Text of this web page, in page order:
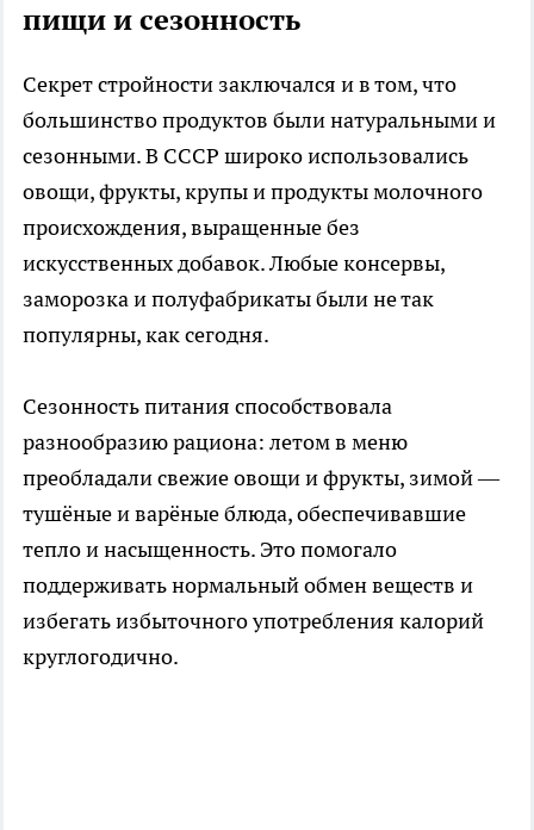
пищи и сезонность
Секрет стройности заключался и в том, что
большинство продуктов были натуральными и
сезонными. В СССР широко использовались
овощи, фрукты, крупы и продукты молочного
происхождения, выращенные без
искусственных добавок. Любые консервы,
заморозка и полуфабрикаты были не так
популярны, как сегодня.
Сезонность питания способствовала
разнообразию рациона: летом в меню
преобладали свежие овощи и фрукты, зимой —
тушёные и варёные блюда, обеспечивавшие
тепло и насыщенность. Это помогало
поддерживать нормальный обмен веществ и
избегать избыточного употребления калорий
круглогодично.